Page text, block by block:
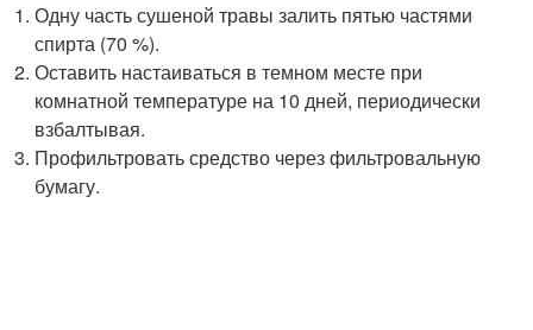
Одну часть сушеной травы залить пятью частями
спирта (70 %).
Оставить настаиваться в темном месте при
комнатной температуре на 10 дней, периодически
взбалтывая.
Профильтровать средство через фильтровальную
бумагу.